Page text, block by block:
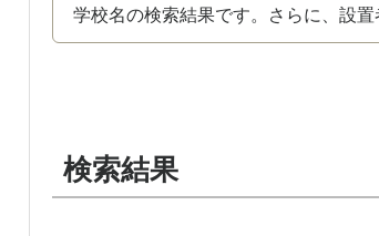
学校名の検索結果です。さらに、設
検索結果